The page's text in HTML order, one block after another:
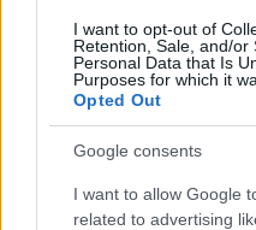
I want to opt-out of
Retention, Sale, and/or
Personal Data that Is
Purposes for which it
Opted Out
Google consents
I want to allow Google
related to advertising
művészről talán
magyar pornósztár,
esküvőt annak
A férfi élvezte, hogy
számos festményt,
közös fiúk, Ludwig,